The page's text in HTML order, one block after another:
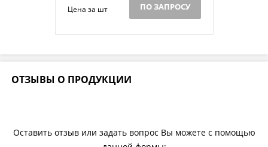
Цена за шт ПО ЗАПРОСУ
ОТЗЫВЫ О ПРОДУКЦИИ
Оставить отзыв или задать вопрос Вы можете с помощью